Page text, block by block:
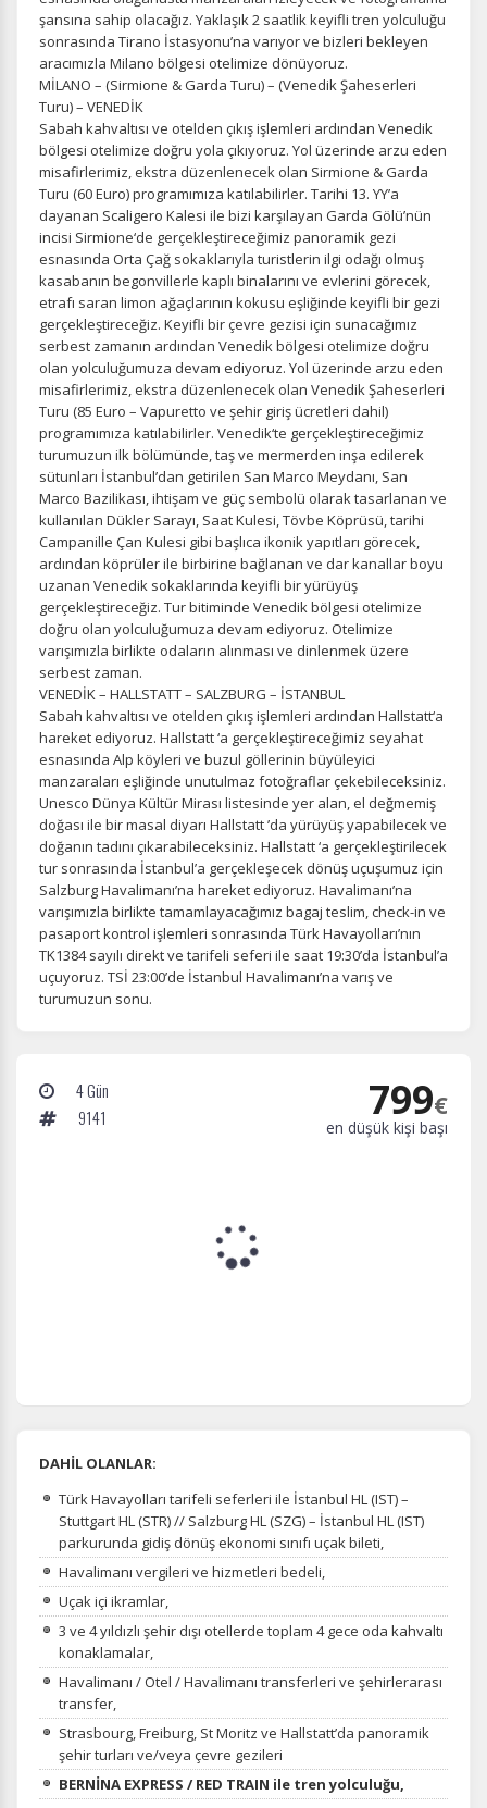
İstatistik Çerezleri
Ziyaretçilerin siteyi nasıl kullandığını anonim olarak
ölçeriz. Hangi sayfaların popüler olduğunu ve
kullanıcıların nerede zorluk yaşadığını anlamamıza
yardımcı olur.
Pazarlama Çerezleri
Size ve ilgi alanlarınıza uygun reklamlar göstermek için
kullanılır. Kapatırsanız reklamları görmeye devam
edersiniz, ancak daha az alakalı olabilirler.
Tercihleri Kaydet
şansına sahip olacağız. Yaklaşık 2 saatlik keyifli tren yolculuğu
sonrasında Tirano İstasyonu’na varıyor ve bizleri bekleyen
aracımızla Milano bölgesi otelimize dönüyoruz.
MİLANO – (Sirmione & Garda Turu) – (Venedik Şaheserleri
Turu) – VENEDİK
Sabah kahvaltısı ve otelden çıkış işlemleri ardından Venedik
bölgesi otelimize doğru yola çıkıyoruz. Yol üzerinde arzu eden
misafirlerimiz, ekstra düzenlenecek olan Sirmione & Garda
Turu (60 Euro) programımıza katılabilirler. Tarihi 13. YY’a
dayanan Scaligero Kalesi ile bizi karşılayan Garda Gölü’nün
incisi Sirmione‘de gerçekleştireceğimiz panoramik gezi
esnasında Orta Çağ sokaklarıyla turistlerin ilgi odağı olmuş
kasabanın begonvillerle kaplı binalarını ve evlerini görecek,
etrafı saran limon ağaçlarının kokusu eşliğinde keyifli bir gezi
gerçekleştireceğiz. Keyifli bir çevre gezisi için sunacağımız
serbest zamanın ardından Venedik bölgesi otelimize doğru
olan yolculuğumuza devam ediyoruz. Yol üzerinde arzu eden
misafirlerimiz, ekstra düzenlenecek olan Venedik Şaheserleri
Turu (85 Euro – Vapuretto ve şehir giriş ücretleri dahil)
programımıza katılabilirler. Venedik‘te gerçekleştireceğimiz
turumuzun ilk bölümünde, taş ve mermerden inşa edilerek
sütunları İstanbul’dan getirilen San Marco Meydanı, San
Marco Bazilikası, ihtişam ve güç sembolü olarak tasarlanan ve
kullanılan Dükler Sarayı, Saat Kulesi, Tövbe Köprüsü, tarihi
Campanille Çan Kulesi gibi başlıca ikonik yapıtları görecek,
ardından köprüler ile birbirine bağlanan ve dar kanallar boyu
uzanan Venedik sokaklarında keyifli bir yürüyüş
gerçekleştireceğiz. Tur bitiminde Venedik bölgesi otelimize
doğru olan yolculuğumuza devam ediyoruz. Otelimize
varışımızla birlikte odaların alınması ve dinlenmek üzere
serbest zaman.
VENEDİK – HALLSTATT – SALZBURG – İSTANBUL
Sabah kahvaltısı ve otelden çıkış işlemleri ardından Hallstatt‘a
hareket ediyoruz. Hallstatt ‘a gerçekleştireceğimiz seyahat
esnasında Alp köyleri ve buzul göllerinin büyüleyici
manzaraları eşliğinde unutulmaz fotoğraflar çekebileceksiniz.
Unesco Dünya Kültür Mirası listesinde yer alan, el değmemiş
doğası ile bir masal diyarı Hallstatt ’da yürüyüş yapabilecek ve
doğanın tadını çıkarabileceksiniz. Hallstatt ‘a gerçekleştirilecek
tur sonrasında İstanbul’a gerçekleşecek dönüş uçuşumuz için
Salzburg Havalimanı’na hareket ediyoruz. Havalimanı’na
varışımızla birlikte tamamlayacağımız bagaj teslim, check-in ve
pasaport kontrol işlemleri sonrasında Türk Havayolları’nın
TK1384 sayılı direkt ve tarifeli seferi ile saat 19:30’da İstanbul’a
uçuyoruz. TSİ 23:00’de İstanbul Havalimanı’na varış ve
turumuzun sonu.
4 Gün
9141
799€
en düşük kişi başı
DAHİL OLANLAR:
Türk Havayolları tarifeli seferleri ile İstanbul HL (IST) –
Stuttgart HL (STR) // Salzburg HL (SZG) – İstanbul HL (IST)
parkurunda gidiş dönüş ekonomi sınıfı uçak bileti,
Havalimanı vergileri ve hizmetleri bedeli,
Uçak içi ikramlar,
3 ve 4 yıldızlı şehir dışı otellerde toplam 4 gece oda kahvaltı
konaklamalar,
Havalimanı / Otel / Havalimanı transferleri ve şehirlerarası
transfer,
Strasbourg, Freiburg, St Moritz ve Hallstatt’da panoramik
şehir turları ve/veya çevre gezileri
BERNİNA EXPRESS / RED TRAIN ile tren yolculuğu,